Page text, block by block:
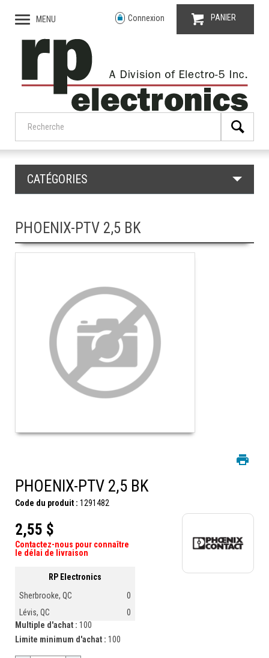
MENU Connexion PANIER
CATÉGORIES
PHOENIX-PTV 2,5 BK
PHOENIX-PTV 2,5 BK
Code du produit : 1291482
2,55 $
Contactez-nous pour connaître
le délai de livraison
RP Electronics
Sherbrooke, QC
0
Lévis, QC
0
Multiple d'achat : 100
Limite minimum d'achat : 100